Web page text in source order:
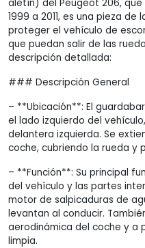
aletín) del Peugeot 206,
1999 a 2011, es una pieza
proteger el vehículo de
que puedan salir de las
descripción detallada:
### Descripción General
– **Ubicación**: El
el lado izquierdo del
delantera izquierda. Se
coche, cubriendo la rueda y
– **Función**: Su principal
del vehículo y las partes
motor de salpicaduras de
levantan al conducir.
aerodinámica del coche y a
limpia.